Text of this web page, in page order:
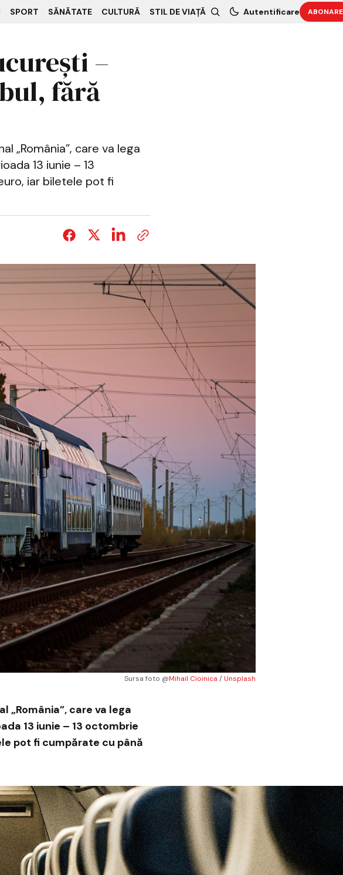
SPORT SĂNĂTATE CULTURĂ STIL DE VIAȚĂ Autentificare ABONARE
–
fără
„România”, care va lega
13 iunie – 13
iar biletele pot fi
Sursa foto @Mihail Cioinica / Unsplash
„România”, care va lega
13 iunie – 13 octombrie
pot fi cumpărate cu până